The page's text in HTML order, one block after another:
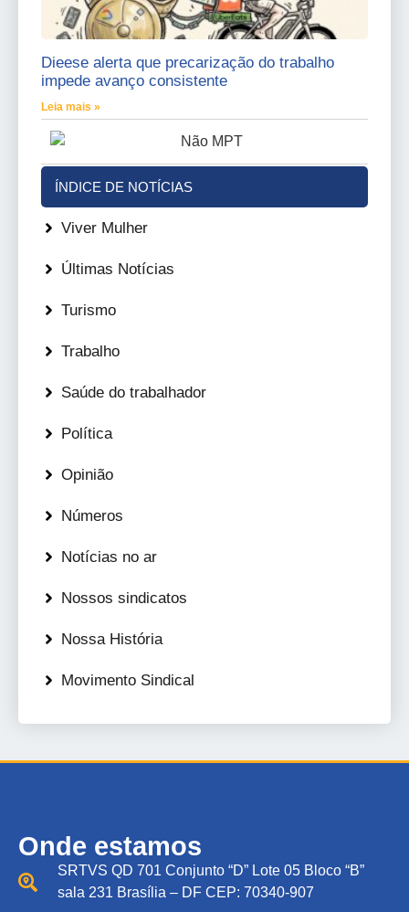
Dieese alerta que precarização do trabalho
impede avanço consistente
Leia mais »
ÍNDICE DE NOTÍCIAS
Viver Mulher
Últimas Notícias
Turismo
Trabalho
Saúde do trabalhador
Política
Opinião
Números
Notícias no ar
Nossos sindicatos
Nossa História
Movimento Sindical
Onde estamos
SRTVS QD 701 Conjunto “D” Lote 05 Bloco “B”
sala 231 Brasília – DF CEP: 70340-907